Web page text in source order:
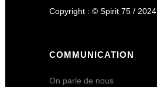
Copyright : © Spirit 75 / 2024
COMMUNICATION
On parle de nous